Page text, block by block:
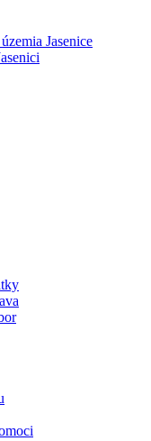
Jasenice